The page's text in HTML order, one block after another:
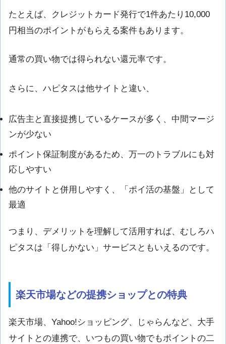
たとえば、クレジットカード発行で1件あたり10,000
円相当のポイントがもらえる案件もあります。
通常の買い物では得られない還元率です。
さらに、ハピタスは他サイトと違い、
広告主と直接提携しているケースが多く、中間マージ
ンが少ない
ポイント保証制度があるため、万一のトラブルにも対
応しやすい
他のサイトと併用しやすく、「ポイ活の基盤」として
最適
つまり、デメリットを理解して活用すれば、むしろハ
ピタスは「得しかない」サービスともいえるのです。
楽天市場などの提携ショップとの特典
楽天市場、Yahoo!ショッピング、じゃらんなど、大手
サイトとの連携で、いつもの買い物でもポイントの二